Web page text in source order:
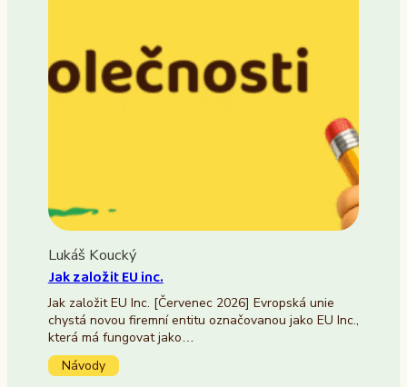
Lukáš Koucký
Jak založit EU inc.
Jak založit EU Inc. [Červenec 2026] Evropská unie
chystá novou firemní entitu označovanou jako EU Inc.,
která má fungovat jako…
Návody